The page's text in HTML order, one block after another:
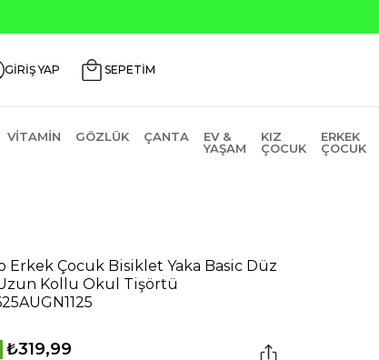
GİRİŞ YAP SEPETİM
VITAMIN GÖZLÜK ÇANTA
EV &
YAŞAM
KIZ
ÇOCUK
ERKEK
ÇOCUK
Erkek Çocuk Bisiklet Yaka Basic Düz
Kollu Okul Tişörtü
₺319,99